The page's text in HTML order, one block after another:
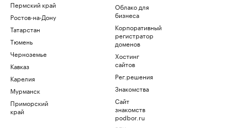
Пермский край
Ростов-на-Дону
Татарстан
Тюмень
Черноземье
Кавказ
Карелия
Мурманск
Приморский
край
Облако для
бизнеса
Корпоративный
регистратор
доменов
Хостинг
сайтов
Рег.решения
Знакомства
Сайт
знакомств
podbor.ru